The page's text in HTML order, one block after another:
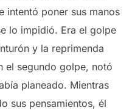
intentó poner sus manos
lo impidió. Era el golpe
y la reprimenda
el segundo golpe, notó
planeado. Mientras
sus pensamientos, él